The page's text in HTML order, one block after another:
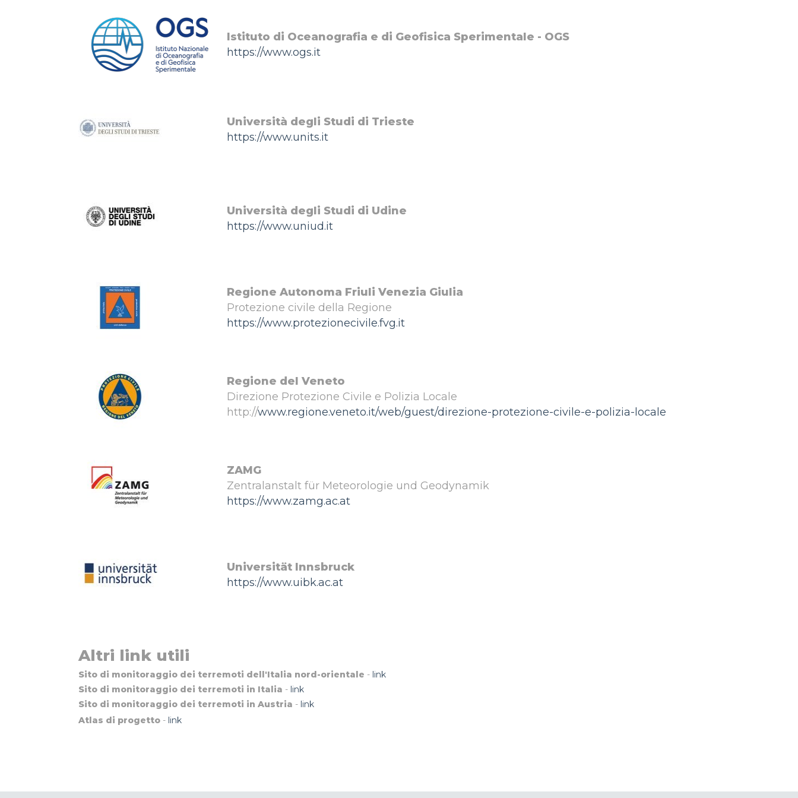
Istituto di Oceanografia e di Geofisica Sperimentale - OGS
https://www.ogs.it
Università degli Studi di Trieste
https://www.units.it
Università degli Studi di Udine
https://www.uniud.it
Regione Autonoma Friuli Venezia Giulia
Protezione civile della Regione
https://www.protezionecivile.fvg.it
Regione del Veneto
Direzione Protezione Civile e Polizia Locale
http://www.regione.veneto.it/web/guest/direzione-protezione-civile-e-polizia-locale
ZAMG
Zentralanstalt für Meteorologie und Geodynamik
https://www.zamg.ac.at
Universität Innsbruck
https://www.uibk.ac.at
Altri link utili
Sito di monitoraggio dei terremoti dell'Italia nord-orientale - link
Sito di monitoraggio dei terremoti in Italia - link
Sito di monitoraggio dei terremoti in Austria - link
Atlas di progetto - link